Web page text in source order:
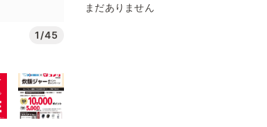
1/45
まだありません